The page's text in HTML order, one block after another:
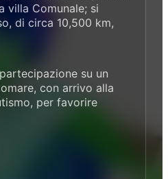
villa Comunale; si
di circa 10,500 km,
su un
con arrivo alla
per favorire